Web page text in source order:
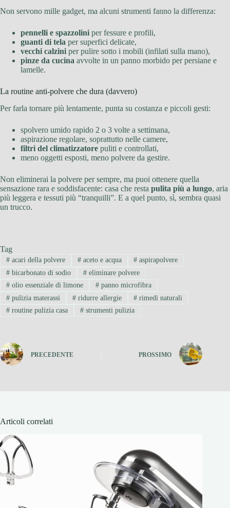
Non servono mille gadget, ma alcuni strumenti fanno la differenza:
pennelli e spazzolini per fessure e profili,
guanti di tela per superfici delicate,
vecchi calzini per pulire sotto i mobili (infilati sulla mano),
pinze da cucina avvolte in un panno morbido per persiane e
lamelle.
La routine anti-polvere che dura (davvero)
Per farla tornare più lentamente, punta su costanza e piccoli gesti:
spolvero umido rapido 2 o 3 volte a settimana,
aspirazione regolare, soprattutto nelle camere,
filtri del climatizzatore puliti e controllati,
meno oggetti esposti, meno polvere da gestire.
Non eliminerai la polvere per sempre, ma puoi ottenere quella
sensazione rara e soddisfacente: casa che resta pulita più a lungo, aria
più leggera e tessuti più “tranquilli”. E a quel punto, sì, sembra quasi
un trucco.
Tag
#acari della polvere #aceto e acqua # aspirapolvere
#bicarbonato di sodio #eliminare polvere
#olio essenziale di limone #panno microfibra
#pulizia materassi #ridurre allergie # rimedi naturali
#routine pulizia casa #strumenti pulizia
PRECEDENTE PROSSIMO
Articoli correlati